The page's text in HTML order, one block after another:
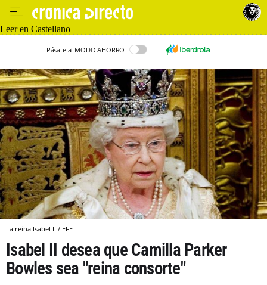
Leer en Castellano
Pásate al MODO AHORRO
La reina Isabel II / EFE
Isabel II desea que Camilla Parker
Bowles sea "reina consorte"